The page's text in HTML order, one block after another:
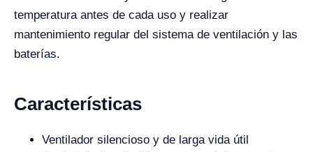
temperatura antes de cada uso y realizar
mantenimiento regular del sistema de ventilación y las
baterías.
Características
Ventilador silencioso y de larga vida útil